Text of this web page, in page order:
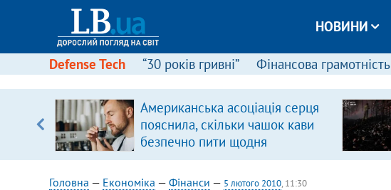
НОВИНИ
Defense Tech “30 років гривні” Фінансова грамотність
Американська асоціація серця
пояснила, скільки чашок кави
безпечно пити щодня
Головна — Економіка — Фінанси — 5 лютого 2010, 11:30